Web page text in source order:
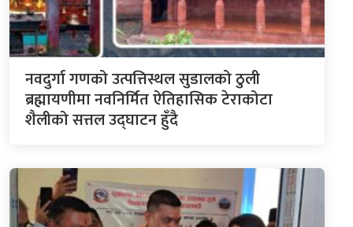
नवदुर्गा गणको उत्पत्तिस्थल सुडालको ठुली
ब्रह्मायणीमा नवनिर्मित ऐतिहासिक टेराकोटा
शैलीको सत्तल उद्घाटन हुँदै